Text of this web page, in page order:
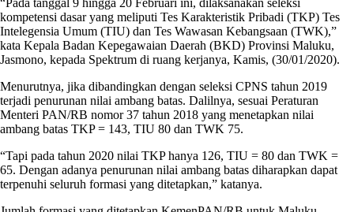
kompetensi dasar yang meliputi Tes Karakteristik Pribadi (TKP) Tes
Intelegensia Umum (TIU) dan Tes Wawasan Kebangsaan (TWK),”
kata Kepala Badan Kepegawaian Daerah (BKD) Provinsi Maluku,
Jasmono, kepada Spektrum di ruang kerjanya, Kamis, (30/01/2020).
Menurutnya, jika dibandingkan dengan seleksi CPNS tahun 2019
terjadi penurunan nilai ambang batas. Dalilnya, sesuai Peraturan
Menteri PAN/RB nomor 37 tahun 2018 yang menetapkan nilai
ambang batas TKP = 143, TIU 80 dan TWK 75.
“Tapi pada tahun 2020 nilai TKP hanya 126, TIU = 80 dan TWK =
65. Dengan adanya penurunan nilai ambang batas diharapkan dapat
terpenuhi seluruh formasi yang ditetapkan,” katanya.